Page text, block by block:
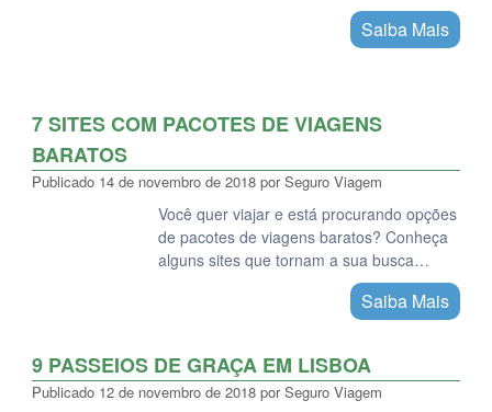
Saiba Mais
7 SITES COM PACOTES DE VIAGENS
BARATOS
Publicado 14 de novembro de 2018 por Seguro Viagem
Você quer viajar e está procurando opções
de pacotes de viagens baratos? Conheça
alguns sites que tornam a sua busca…
Saiba Mais
9 PASSEIOS DE GRAÇA EM LISBOA
Publicado 12 de novembro de 2018 por Seguro Viagem